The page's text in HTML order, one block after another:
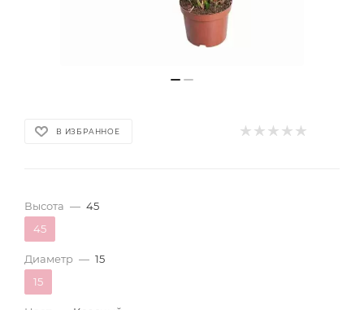
В ИЗБРАННОЕ
Высота — 45
45
Диаметр — 15
15